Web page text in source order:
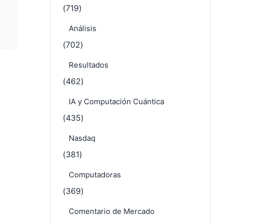
(719)
Análisis
(702)
Resultados
(462)
IA y Computación Cuántica
(435)
Nasdaq
(381)
Computadoras
(369)
Comentario de Mercado